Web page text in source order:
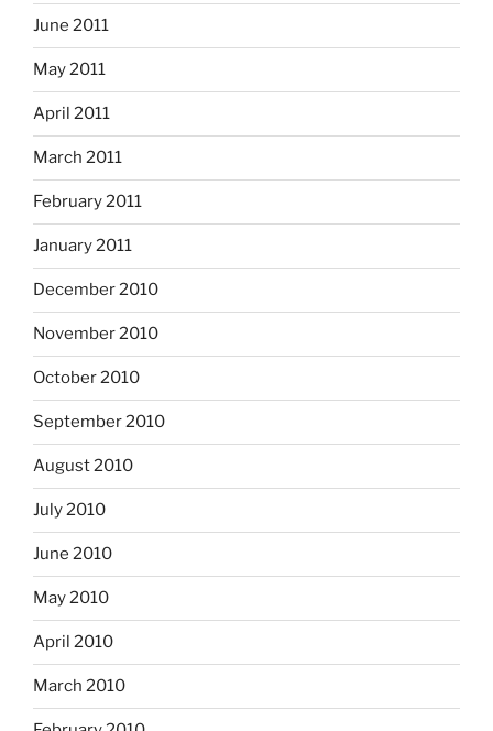
June 2011
May 2011
April 2011
March 2011
February 2011
January 2011
December 2010
November 2010
October 2010
September 2010
August 2010
July 2010
June 2010
May 2010
April 2010
March 2010